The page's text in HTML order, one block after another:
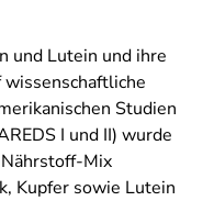
und Lutein und ihre
Studien
I und II) wurde
Mix
Kupfer sowie Lutein